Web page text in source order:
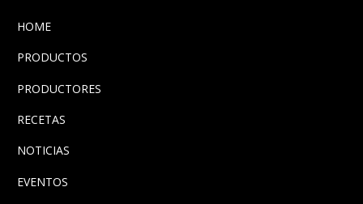
HOME
PRODUCTOS
PRODUCTORES
RECETAS
NOTICIAS
EVENTOS